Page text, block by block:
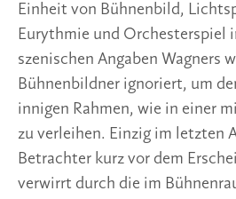
Einheit von Bühnenbild,
Eurythmie und Orchesterspiel
szenischen Angaben Wagners
Bühnenbildner ignoriert, um
innigen Rahmen, wie in einer
zu verleihen. Einzig im letzten
Betrachter kurz vor dem
verwirrt durch die im